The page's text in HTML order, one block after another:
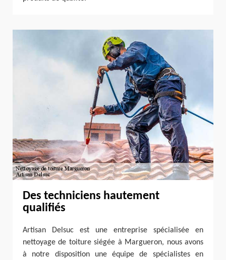
Des techniciens hautement
qualifiés
Artisan Delsuc est une entreprise spécialisée en
nettoyage de toiture siégée à Margueron, nous avons
à notre disposition une équipe de spécialistes en